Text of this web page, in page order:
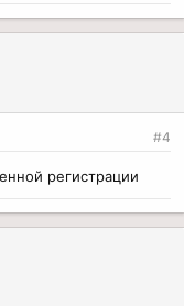
#4
регистрации